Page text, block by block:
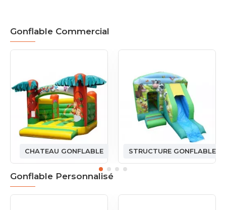
Gonflable Commercial
CHATEAU GONFLABLE STRUCTURE GONFLABLE
Gonflable Personnalisé